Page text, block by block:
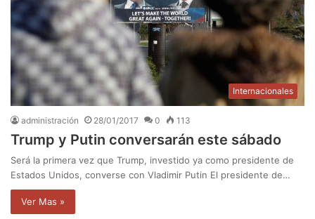
Internacionales
administración 28/01/2017 0 113
Trump y Putin conversarán este sábado
Será la primera vez que Trump, investido ya como presidente de
Estados Unidos, converse con Vladimir Putin El presidente de…
Ver Mas »